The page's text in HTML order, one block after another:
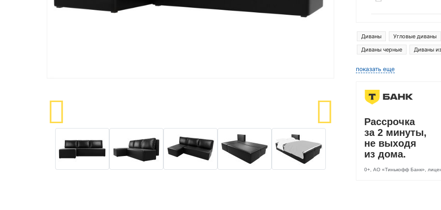
Диваны Угловые диваны
Диваны черные
Диваны
показать еще
Рассрочка
за 2 минуты,
не выходя
из дома.
0+, АО «Тинькофф Банк»,